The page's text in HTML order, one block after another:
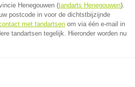
Henegouwen (tandarts Henegouwen).
postcode in voor de dichtstbijzijnde
met tandartsen om via één e-mail in
tandartsen tegelijk. Hieronder worden nu